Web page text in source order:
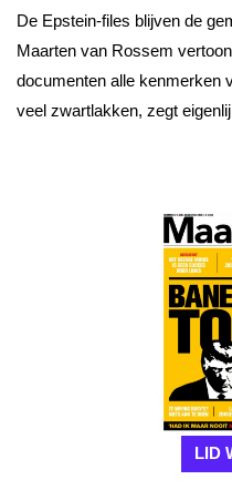
De Epstein-files blijven de
Maarten van Rossem
documenten alle kenmerken
veel zwartlakken, zegt
LID